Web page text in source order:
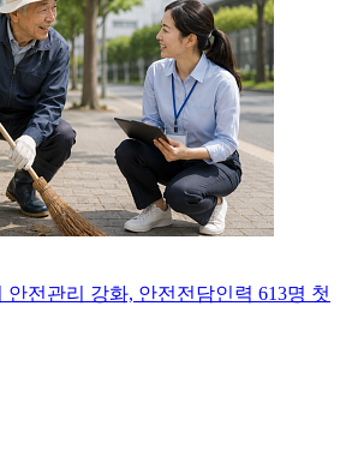
안전관리 강화, 안전전담인력 613명 첫